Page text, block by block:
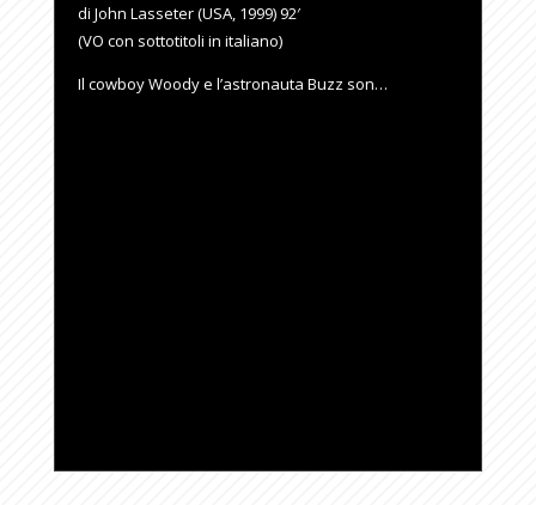
di John Lasseter (USA, 1999) 92′
(VO con sottotitoli in italiano)
Il cowboy Woody e l’astronauta Buzz son…